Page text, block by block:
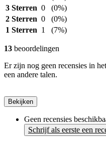
3 Sterren 0
(0%)
2 Sterren 0
(0%)
1 Sterren 1 (7%)
13 beoordelingen
Er zijn nog geen recensies in
een andere talen.
Bekijken
Geen recensies
Schrijf als eerste een